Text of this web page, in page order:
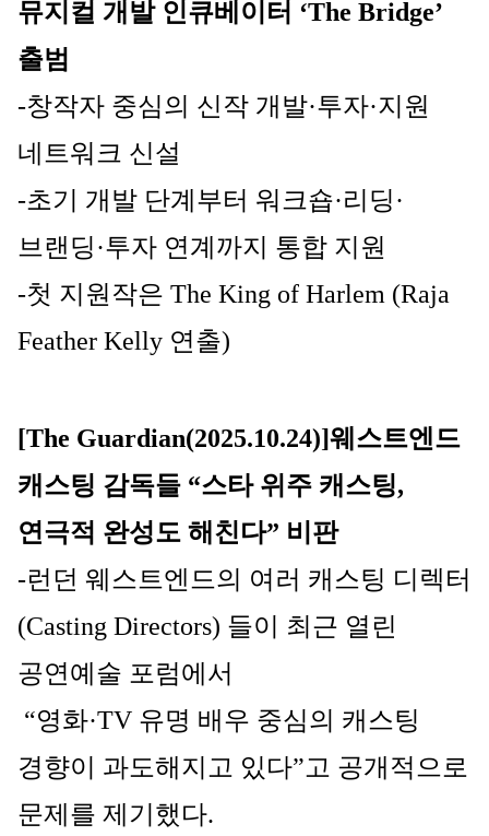
뮤지컬 개발 인큐베이터 ‘The Bridge’
출범
-창작자 중심의 신작 개발·투자·지원
네트워크 신설
-초기 개발 단계부터 워크숍·리딩·
브랜딩·투자 연계까지 통합 지원
-첫 지원작은 The King of Harlem (Raja
Feather Kelly 연출)
[The Guardian(2025.10.24)]웨스트엔드
캐스팅 감독들 “스타 위주 캐스팅,
연극적 완성도 해친다” 비판
-런던 웨스트엔드의 여러 캐스팅 디렉터
(Casting Directors) 들이 최근 열린
공연예술 포럼에서
경향이 과도해지고 있다”고 공개적으로
문제를 제기했다.